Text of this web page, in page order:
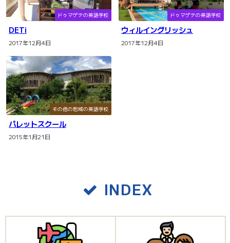
ドゥマゲテの英語学校
DETi
2017年12月4日
ドゥマゲテの英語学校
ウィルイングリッシュ
2017年12月4日
その他の地域の英語学校
パレットスクール
2015年1月21日
INDEX